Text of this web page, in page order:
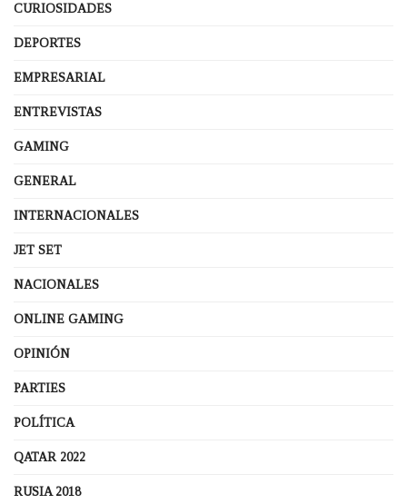
CURIOSIDADES
DEPORTES
EMPRESARIAL
ENTREVISTAS
GAMING
GENERAL
INTERNACIONALES
JET SET
NACIONALES
ONLINE GAMING
OPINIÓN
PARTIES
POLÍTICA
QATAR 2022
RUSIA 2018